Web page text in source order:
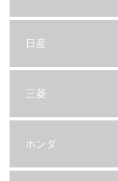
日産
三菱
ホンダ